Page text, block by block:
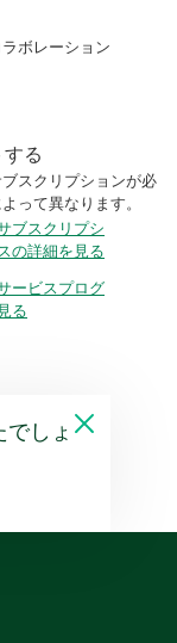
ボレーション
る
スクリプションが必
って異なります。
ブスクリプシ
の詳細を見る
ービスプログ
る
しょ